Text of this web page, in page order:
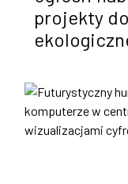
projekty